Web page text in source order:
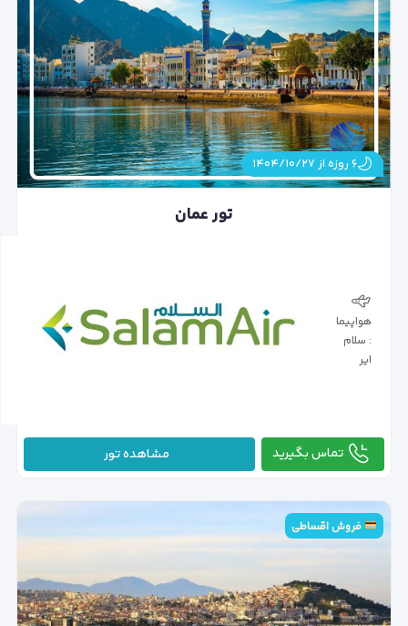
۶ روزه از ۱۴۰۴/۱۰/۲۷
تور عمان
هواپیما
: سلام
ایر
تماس بگیرید مشاهده تور
فروش اقساطی